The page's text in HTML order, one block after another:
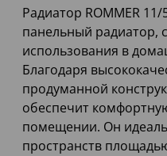
Радиатор ROMMER
панельный радиатор,
использования в
Благодаря
продуманной
обеспечит
помещении. Он
пространств